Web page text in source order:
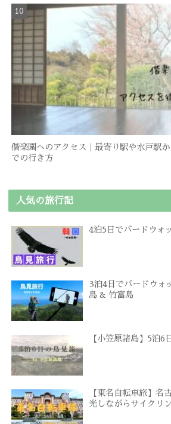
偕楽園へのアクセス｜最寄り駅や水戸駅
での行き方
人気の旅行記
4泊5日でバードウォ
3泊4日でバードウォ
島 & 竹富島
【小笠原諸島】5泊6
【東名自転車旅】名
光しながらサイクリ